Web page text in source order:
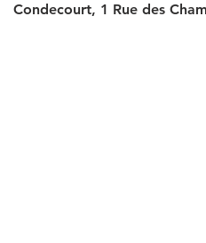
Condecourt, 1 Rue des